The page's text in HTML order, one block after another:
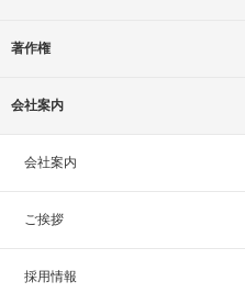
著作権
会社案内
会社案内
ご挨拶
採用情報